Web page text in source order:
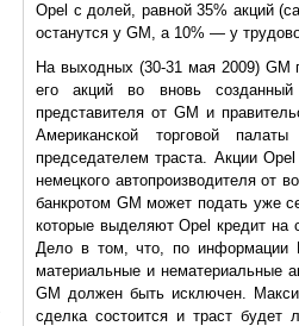
Opel с долей, равной 35% акций
останутся у GM, а 10% — у
На выходных (30-31 мая 2009) GM
его акций во вновь
представителя от GM и
Американской торговой
председателем траста. Акции
немецкого автопроизводителя от
банкротом GM может подать уже
которые выделяют Opel кредит на
Дело в том, что, по информации
материальные и нематериальные
GM должен быть исключен.
сделка состоится и траст будет